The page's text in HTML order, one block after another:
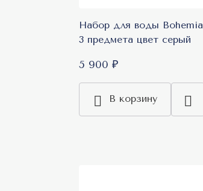
Набор для воды Bohemia
3 предмета цвет серый
5 900 ₽
В корзину